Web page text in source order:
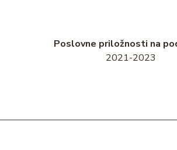
Poslovne priložnosti na
2021-2023